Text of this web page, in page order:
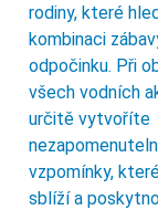
rodiny, které
kombinaci
odpočinku. Při
všech vodních
určitě vytvoříte
vzpomínky,
sblíží a